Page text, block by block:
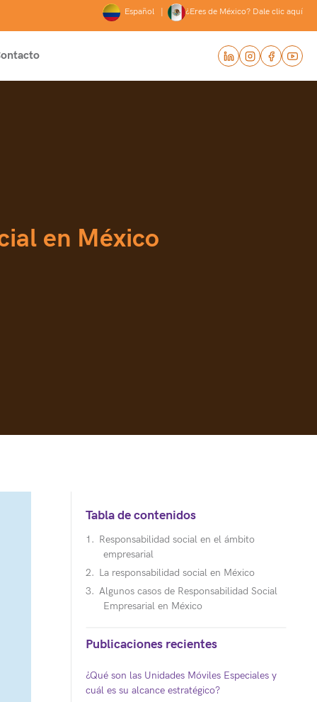
Español | ¿Eres de México? Dale clic aquí
en México
Tabla de contenidos
Responsabilidad social en el ámbito
empresarial
La responsabilidad social en México
Algunos casos de Responsabilidad Social
Empresarial en México
Publicaciones recientes
¿Qué son las Unidades Móviles Especiales y
cuál es su alcance estratégico?